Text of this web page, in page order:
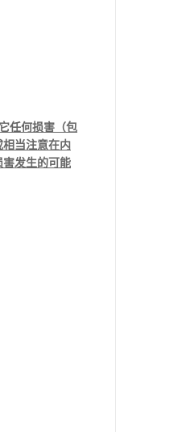
任何损害（包
当注意在内
发生的可能